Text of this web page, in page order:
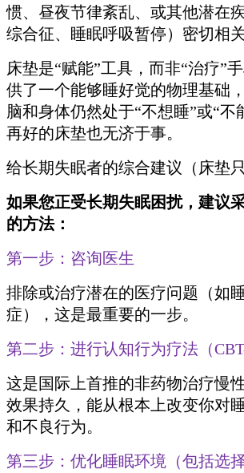
惯、昼夜节律紊乱、或其他潜在
综合征、睡眠呼吸暂停）密切相关
床垫是“赋能”工具，而非“治疗”
供了一个能够睡好觉的物理基础
脑和身体仍然处于“不想睡”或“不
再好的床垫也无济于事。
给长期失眠者的综合建议（床垫
如果您正受长期失眠困扰，建议
的方法：
第一步：咨询医生
排除或治疗潜在的医疗问题（如
症），这是最重要的一步。
第二步：进行认知行为疗法（
这是国际上首推的非药物治疗慢
效果持久，能从根本上改变你对
和不良行为。
第三步：优化睡眠环境（包括选